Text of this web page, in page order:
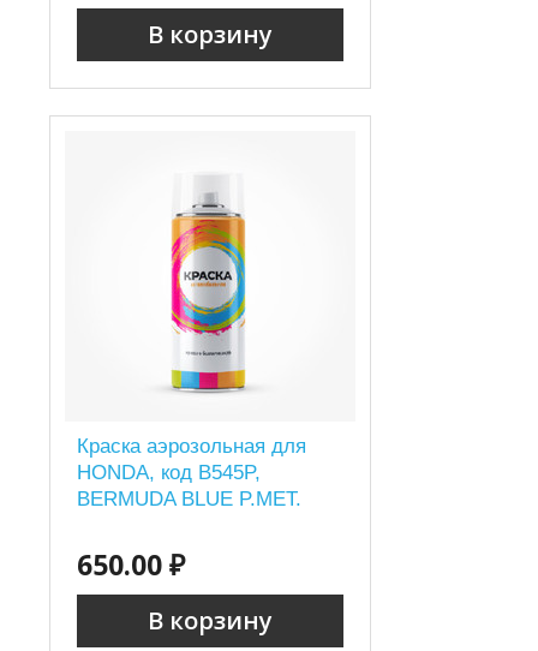
В корзину
Краска аэрозольная для
HONDA, код B545P,
BERMUDA BLUE P.MET.
650.00 ₽
В корзину